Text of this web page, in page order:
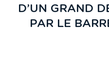
D’UN GRAND
PAR LE